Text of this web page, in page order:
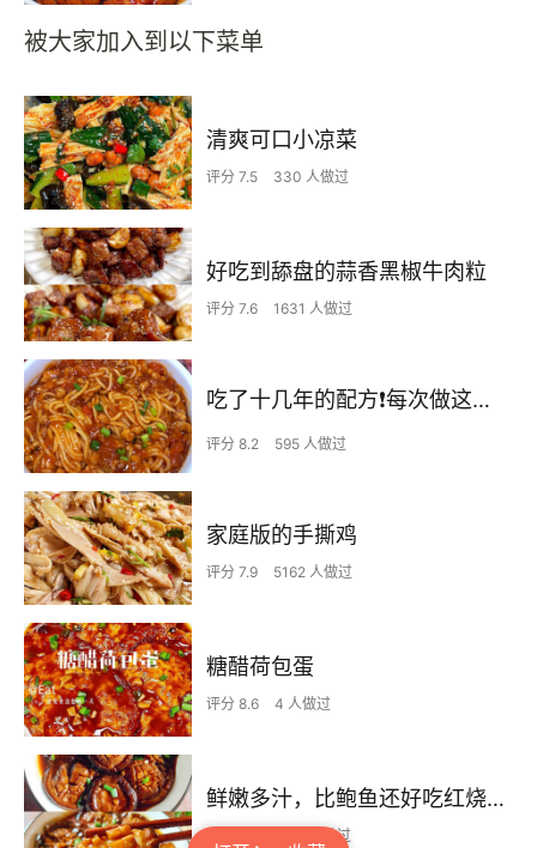
被大家加入到以下菜单
清爽可口小凉菜
评分 7.5 330 人做过
好吃到舔盘的蒜香黑椒牛肉粒
评分 7.6 1631 人做过
吃了十几年的配方❗️每次做这至少吃2碗
评分 8.2 595 人做过
家庭版的手撕鸡
评分 7.9 5162 人做过
糖醋荷包蛋
评分 8.6 4 人做过
鲜嫩多汁，比鲍鱼还好吃红烧香菇
1951 人做过